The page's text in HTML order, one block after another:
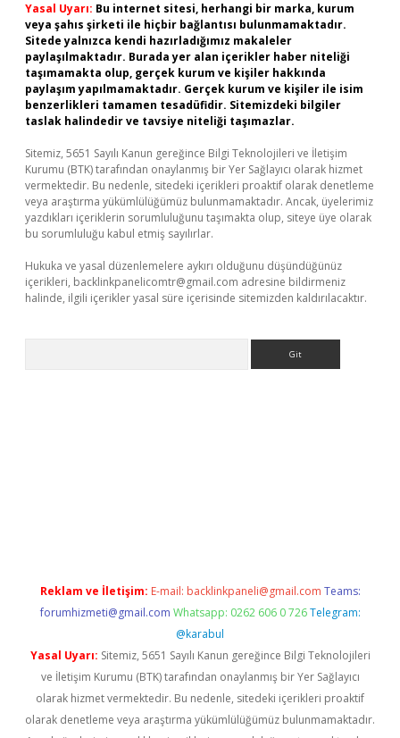
Yasal Uyarı: Bu internet sitesi, herhangi bir marka, kurum
veya şahıs şirketi ile hiçbir bağlantısı bulunmamaktadır.
Sitede yalnızca kendi hazırladığımız makaleler
paylaşılmaktadır. Burada yer alan içerikler haber niteliği
taşımamakta olup, gerçek kurum ve kişiler hakkında
paylaşım yapılmamaktadır. Gerçek kurum ve kişiler ile isim
benzerlikleri tamamen tesadüfidir. Sitemizdeki bilgiler
taslak halindedir ve tavsiye niteliği taşımazlar.
Sitemiz, 5651 Sayılı Kanun gereğince Bilgi Teknolojileri ve İletişim
Kurumu (BTK) tarafından onaylanmış bir Yer Sağlayıcı olarak hizmet
vermektedir. Bu nedenle, sitedeki içerikleri proaktif olarak denetleme
veya araştırma yükümlülüğümüz bulunmamaktadır. Ancak, üyelerimiz
yazdıkları içeriklerin sorumluluğunu taşımakta olup, siteye üye olarak
bu sorumluluğu kabul etmiş sayılırlar.
Hukuka ve yasal düzenlemelere aykırı olduğunu düşündüğünüz
içerikleri, backlinkpanelicomtr@gmail.com adresine bildirmeniz
halinde, ilgili içerikler yasal süre içerisinde sitemizden kaldırılacaktır.
Reklam ve İletişim: E-mail: backlinkpaneli@gmail.com Teams:
forumhizmeti@gmail.com Whatsapp: 0262 606 0 726 Telegram:
@karabul
Yasal Uyarı: Sitemiz, 5651 Sayılı Kanun gereğince Bilgi Teknolojileri
ve İletişim Kurumu (BTK) tarafından onaylanmış bir Yer Sağlayıcı
olarak hizmet vermektedir. Bu nedenle, sitedeki içerikleri proaktif
olarak denetleme veya araştırma yükümlülüğümüz bulunmamaktadır.